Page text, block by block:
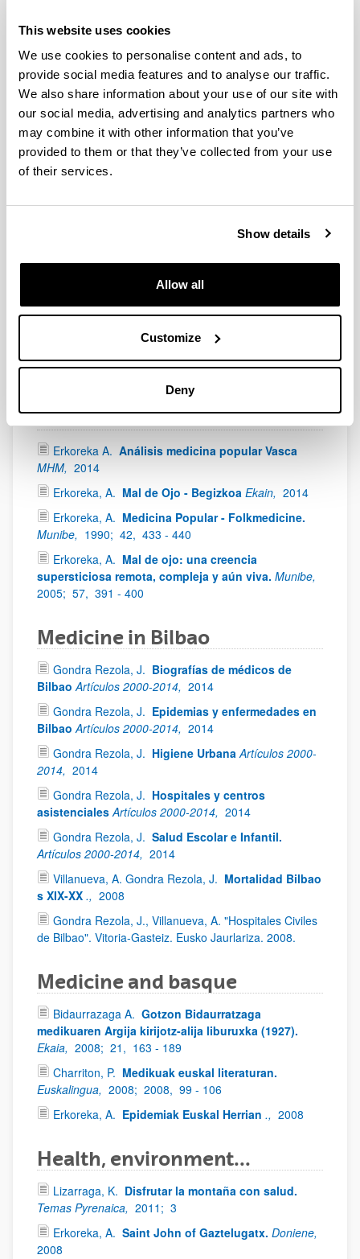
This website uses cookies
We use cookies to personalise content and ads, to
provide social media features and to analyse our traffic.
We also share information about your use of our site with
our social media, advertising and analytics partners who
may combine it with other information that you’ve
provided to them or that they’ve collected from your use
of their services.
Show details
Allow all
Customize
Deny
der_social_rendimiento_industrial_1776_1902
1918 Influenza Pandemic
(Spanish flu)
Erkoreka, A. The Spanish influenza pandemic in
Occidental Europe and Victim Age Influenza Other
Respi Viruses,
3, 190 - 194
Española en Bilbao Bidebarrieta, 2010; 21, 139 -
Erkoreka, A. Pandémie 1918 Côte Basque Études
Folk Medicine
Erkoreka A. Análisis medicina popular Vasca
MHM, 2014
Erkoreka, A. Mal de Ojo - Begizkoa Ekain, 2014
Erkoreka, A. Medicina Popular - Folkmedicine.
Munibe, 1990; 42, 433 - 440
Erkoreka, A. Mal de ojo: una creencia
supersticiosa remota, compleja y aún viva. Munibe,
2005; 57, 391 - 400
Medicine in Bilbao
Gondra Rezola, J. Biografías de médicos de
Bilbao Artículos 2000-2014, 2014
Gondra Rezola, J. Epidemias y enfermedades en
Bilbao Artículos 2000-2014, 2014
Gondra Rezola, J. Higiene Urbana Artículos 2000-
2014, 2014
Gondra Rezola, J. Hospitales y centros
asistenciales Artículos 2000-2014, 2014
Gondra Rezola, J. Salud Escolar e Infantil.
Artículos 2000-2014, 2014
Villanueva, A. Gondra Rezola, J. Mortalidad Bilbao
s XIX-XX ., 2008
Gondra Rezola, J., Villanueva, A. "Hospitales Civiles
de Bilbao". Vitoria-Gasteiz. Eusko Jaurlariza. 2008.
Medicine and basque
Bidaurrazaga A. Gotzon Bidaurratzaga
medikuaren Argija kirijotz-alija liburuxka (1927).
Ekaia, 2008; 21, 163 - 189
Charriton, P. Medikuak euskal literaturan.
Euskalingua, 2008; 2008, 99 - 106
Erkoreka, A. Epidemiak Euskal Herrian ., 2008
Health, environment...
Lizarraga, K. Disfrutar la montaña con salud.
Temas Pyrenaica, 2011; 3
Erkoreka, A. Saint John of Gaztelugatx. Doniene,
2008